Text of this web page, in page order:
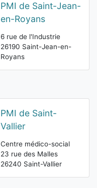
PMI de Saint-Jean-
en-Royans
6 rue de l'Industrie
26190 Saint-Jean-en-
Royans
PMI de Saint-
Vallier
Centre médico-social
23 rue des Malles
26240 Saint-Vallier